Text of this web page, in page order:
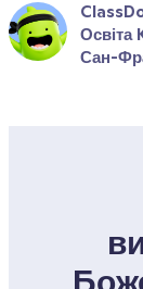
Освіта
Сан-